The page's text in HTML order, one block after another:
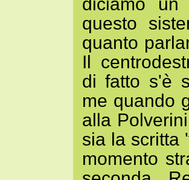
diciamo
questo
quanto
Il
di fatto s'è
me quando
alla
sia la scritta
momento